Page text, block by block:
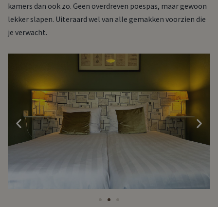
kamers dan ook zo. Geen overdreven poespas, maar gewoon
lekker slapen. Uiteraard wel van alle gemakken voorzien die
je verwacht.